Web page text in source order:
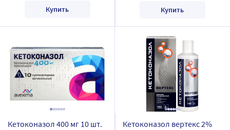
Купить Купить
Кетоконазол 400 мг 10 шт.
Кетоконазол вертекс 2%